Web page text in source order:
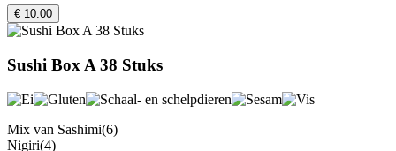
€ 10.00
Sushi Box A 38 Stuks
Mix van Sashimi(6)
Nigiri(4)